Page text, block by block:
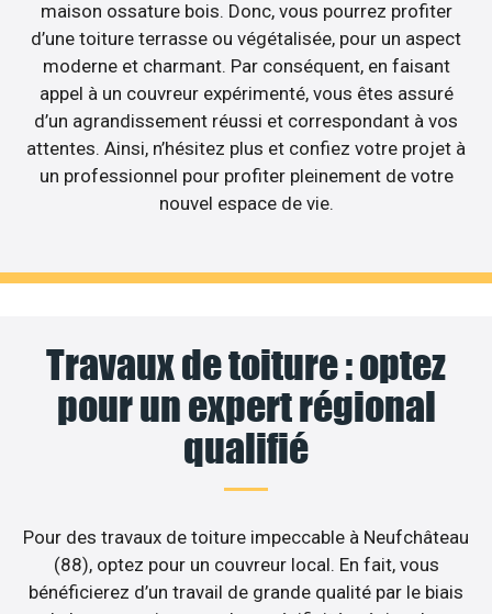
maison ossature bois. Donc, vous pourrez profiter
d’une toiture terrasse ou végétalisée, pour un aspect
moderne et charmant. Par conséquent, en faisant
appel à un couvreur expérimenté, vous êtes assuré
d’un agrandissement réussi et correspondant à vos
attentes. Ainsi, n’hésitez plus et confiez votre projet à
un professionnel pour profiter pleinement de votre
nouvel espace de vie.
Travaux de toiture : optez
pour un expert régional
qualifié
Pour des travaux de toiture impeccable à Neufchâteau
(88), optez pour un couvreur local. En fait, vous
bénéficierez d’un travail de grande qualité par le biais